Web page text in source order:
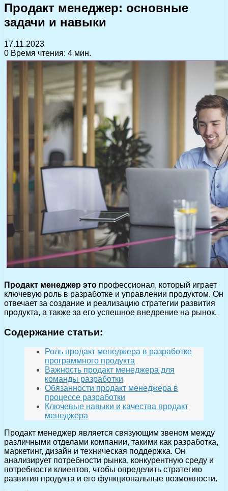
Продакт менеджер: основные
задачи и навыки
17.11.2023
0 Время чтения: 4 мин.
Продакт менеджер это профессионал, который играет
ключевую роль в разработке и управлении продуктом. Он
отвечает за создание и реализацию стратегии развития
продукта, а также за его успешное внедрение на рынок.
Содержание статьи:
Роль продакт менеджера в разработке
программного продукта
Важность продакт менеджера для
команды разработки
Обязанности продакт менеджера в
процессе разработки
Ключевые навыки и качества продакт
менеджера
Продакт менеджер является связующим звеном между
различными отделами компании, такими как разработка,
маркетинг, дизайн и техническая поддержка. Он
анализирует потребности рынка, конкурентную среду и
потребности клиентов, чтобы определить стратегию
развития продукта и его функциональные возможности.